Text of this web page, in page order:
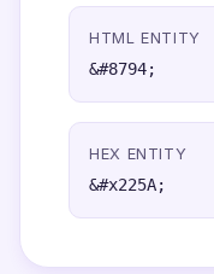
HTML ENTITY
&#8794;
HEX ENTITY
&#x225A;